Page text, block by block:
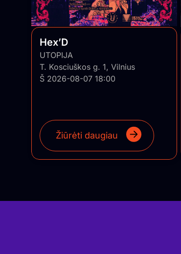
Hex’D
UTOPIJA
T. Kosciuškos g. 1, Vilnius
Š 2026-08-07 18:00
Žiūrėti daugiau